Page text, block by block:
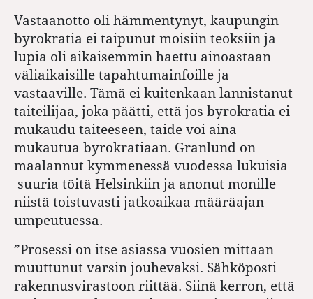
Vastaanotto oli hämmentynyt, kaupungin
byrokratia ei taipunut moisiin teoksiin ja
lupia oli aikaisemmin haettu ainoastaan
väliaikaisille tapahtumainfoille ja
vastaaville. Tämä ei kuitenkaan lannistanut
taiteilijaa, joka päätti, että jos byrokratia ei
mukaudu taiteeseen, taide voi aina
mukautua byrokratiaan. Granlund on
maalannut kymmenessä vuodessa lukuisia
suuria töitä Helsinkiin ja anonut monille
niistä toistuvasti jatkoaikaa määräajan
umpeutuessa.
”Prosessi on itse asiassa vuosien mittaan
muuttunut varsin jouhevaksi. Sähköposti
rakennusvirastoon riittää. Siinä kerron, että